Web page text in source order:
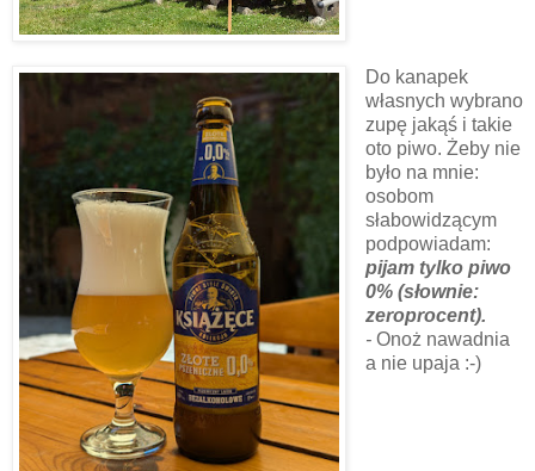
Do kanapek
własnych wybrano
zupę jakąś i takie
oto piwo. Żeby nie
było na mnie:
osobom
słabowidzącym
podpowiadam:
pijam tylko piwo
0% (słownie:
zeroprocent).
-Onoż nawadnia
a nie upaja :-)